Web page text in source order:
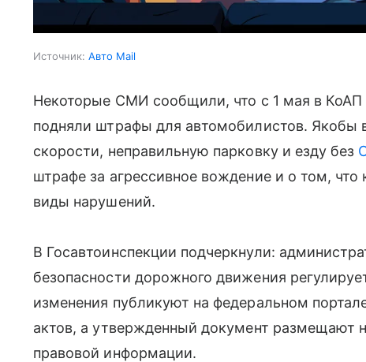
Источник: Авто Mail
Некоторые СМИ сообщили, что с 1 мая в КоАП
подняли штрафы для автомобилистов.
скорости, неправильную парковку и езду без
штрафе за агрессивное вождение и о том,
виды нарушений.
В Госавтоинспекции подчеркнули:
безопасности дорожного движения
изменения публикуют на федеральном
актов, а утвержденный документ размещают
правовой информации.